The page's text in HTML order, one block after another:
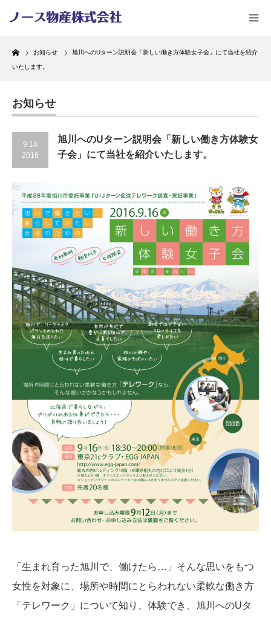
Home
お知らせ 旭川へのUターン説明会「新しい働き方体験女子会」にて当社を紹介
いたします。
お知らせ
9.14
2016
旭川へのUターン説明会「新しい働き方体験女
子会」にて当社を紹介いたします。
「生まれ育った旭川で、働けたら…」そんな思いをもつ
女性を対象に、場所や時間にとらわれない柔軟な働き方
「テレワーク」について知り、体験でき、旭川へのUタ